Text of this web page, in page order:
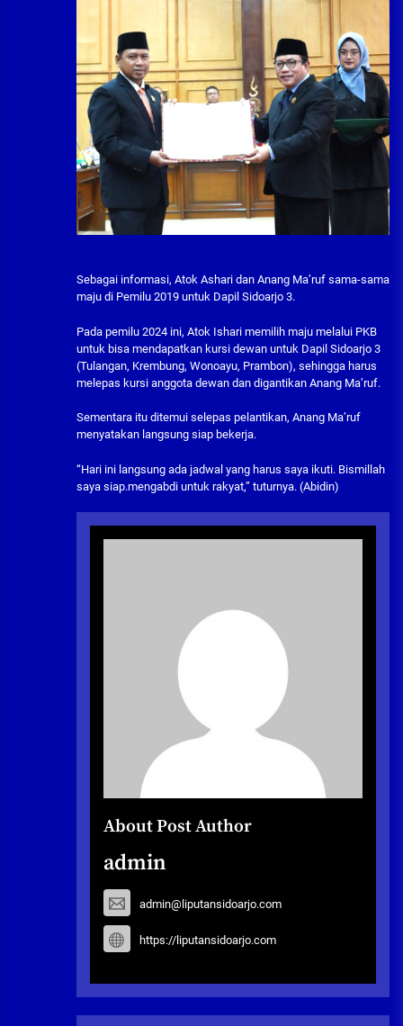
Sebagai informasi, Atok Ashari dan Anang Ma’ruf sama-sama
maju di Pemilu 2019 untuk Dapil Sidoarjo 3.
Pada pemilu 2024 ini, Atok Ishari memilih maju melalui PKB
untuk bisa mendapatkan kursi dewan untuk Dapil Sidoarjo 3
(Tulangan, Krembung, Wonoayu, Prambon), sehingga harus
melepas kursi anggota dewan dan digantikan Anang Ma’ruf.
Sementara itu ditemui selepas pelantikan, Anang Ma’ruf
menyatakan langsung siap bekerja.
“Hari ini langsung ada jadwal yang harus saya ikuti. Bismillah
saya siap.mengabdi untuk rakyat,” tuturnya. (Abidin)
About Post Author
admin
admin@liputansidoarjo.com
https://liputansidoarjo.com